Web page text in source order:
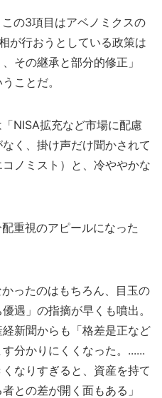
の3項目はアベノミクスの
が行おうとしている政策は
その継承と部分的修正」
ことだ。
NISA拡充など市場に配慮
く、掛け声だけ聞かされて
ノミスト）と、冷ややかな
重視のアピールになった
ったのはもちろん、目玉の
遇」の指摘が早くも噴出。
新聞からも「格差是正など
分かりにくくなった。......
なりすぎると、資産を持て
との差が開く面もある」